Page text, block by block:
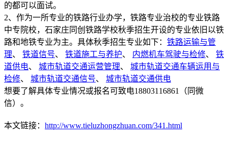
的都可以面试。
2、作为一所专业的铁路行业办学，铁路专业治校的专业铁路
中专院校，石家庄同创铁路学校秋季招生开设的专业依旧以铁
路和地铁专业为主。具体秋季招生专业如下： 铁路运输与管
理、 铁道信号、 铁道施工与养护、 内燃机车驾驶与检修、 铁
道供电、 城市轨道交通运营管理、 城市轨道交通车辆运用与
检修、 城市轨道交通信号、 城市轨道交通供电
想要了解具体专业情况或报名可致电18803116861（同微
信）。
本文链接： http://www.tieluzhongzhuan.com/341.html